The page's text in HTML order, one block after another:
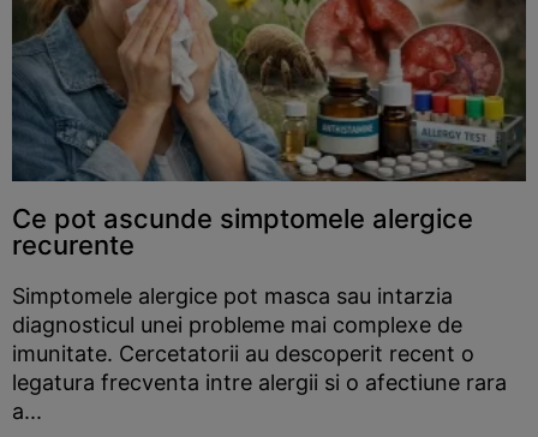
Ce pot ascunde simptomele alergice
recurente
Simptomele alergice pot masca sau intarzia
diagnosticul unei probleme mai complexe de
imunitate. Cercetatorii au descoperit recent o
legatura frecventa intre alergii si o afectiune rara
a...